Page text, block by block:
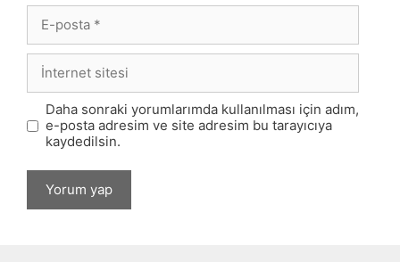
posta
sitesi
Daha sonraki yorumlarımda kullanılması için adım,
e-posta adresim ve site adresim bu tarayıcıya
kaydedilsin.